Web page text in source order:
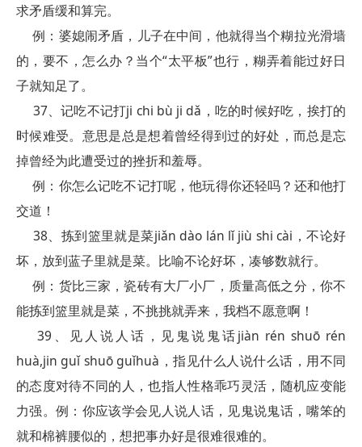
求矛盾缓和算完。
例：婆媳闹矛盾，儿子在中间，他就得当个糊拉光滑墙
的，要不，怎么办？当个“太平板”也行，糊弄着能过好日
子就知足了。
37、记吃不记打ji chi bù ji dǎ，吃的时候好吃，挨打的
时候难受。意思是总是想着曾经得到过的好处，而总是忘
掉曾经为此遭受过的挫折和羞辱。
例：你怎么记吃不记打呢，他玩得你还轻吗？还和他打
交道！
38、拣到篮里就是菜jiǎn dào lán lǐ jiù shi cài，不论好
坏，放到蓝子里就是菜。比喻不论好坏，凑够数就行。
例：货比三家，瓷砖有大厂小厂，质量高低之分，你不
能拣到篮里就是菜，不挑挑就弄来，我档不愿意啊！
39、见人说人话，见鬼说鬼话jiàn rén shuō rén
huà,jin guǐ shuō guǐhuà，指见什么人说什么话，用不同
的态度对待不同的人，也指人性格乖巧灵活，随机应变能
力强。例：你应该学会见人说人话，见鬼说鬼话，嘴笨的
就和棉裤腰似的，想把事办好是很难很难的。